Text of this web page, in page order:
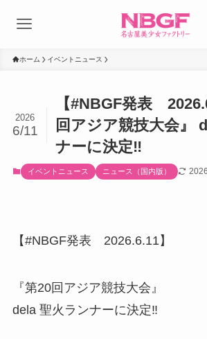
ホーム イベントニュース
【#NBGF発表
回アジア競技大会』
ナーに決定‼️
2026
6/11
イベントニュース ニュース（国内版）
【#NBGF発表 2026.6.11】
『第20回アジア競技大会』
dela 聖火ランナーに決定‼️